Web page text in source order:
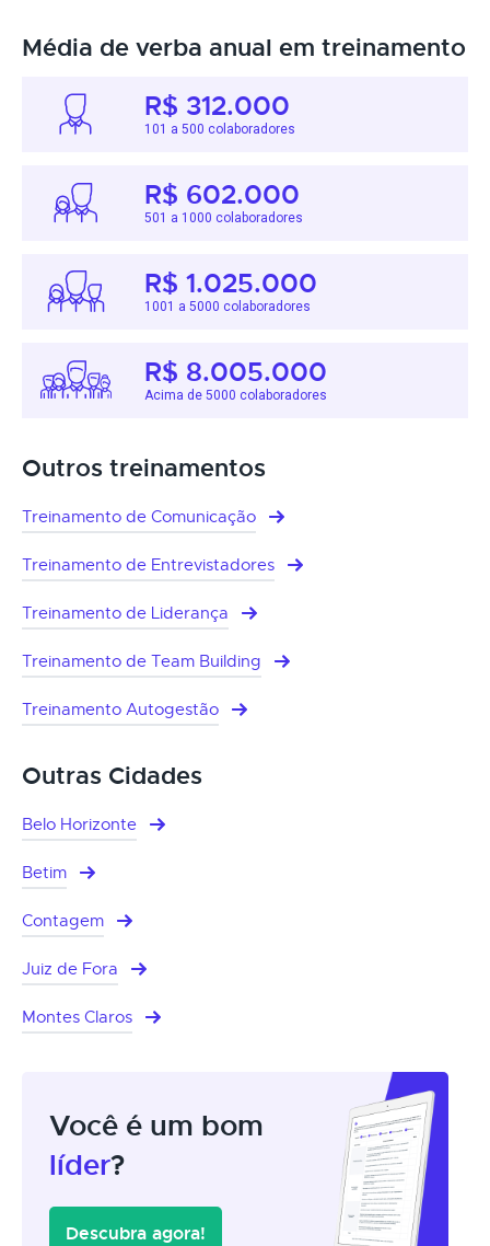
Média de verba anual em treinamento
R$ 312.000
101 a 500 colaboradores
R$ 602.000
501 a 1000 colaboradores
R$ 1.025.000
1001 a 5000 colaboradores
R$ 8.005.000
Acima de 5000 colaboradores
Outros treinamentos
Treinamento de Comunicação
Treinamento de Entrevistadores
Treinamento de Liderança
Treinamento de Team Building
Treinamento Autogestão
Outras Cidades
Belo Horizonte
Betim
Contagem
Juiz de Fora
Montes Claros
Você é um bom
líder?
Descubra agora!